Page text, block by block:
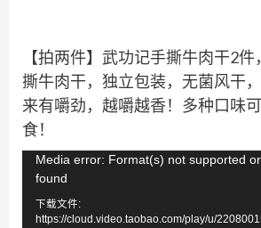
【拍两件】武功记手撕牛肉干2
撕牛肉干，独立包装，无菌风干
来有嚼劲，越嚼越香！多种口味
食！
视
频
Media error: Format(s) not supported
found
下载文件:
https://cloud.video.taobao.com/play/u/